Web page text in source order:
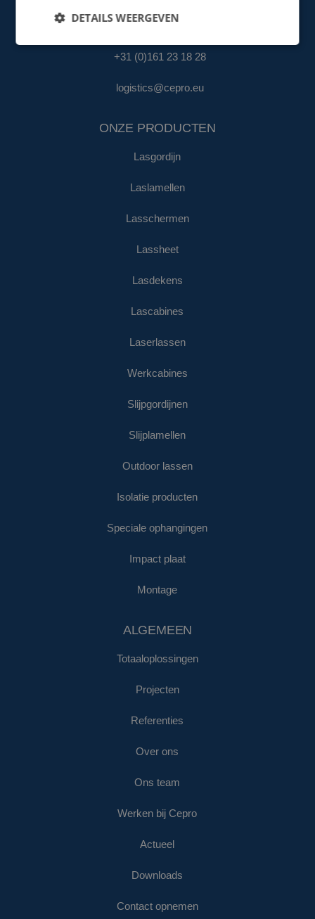
+31 (0)161 23 18 28
logistics@cepro.eu
ONZE PRODUCTEN
Lasgordijn
Laslamellen
Lasschermen
Lassheet
Lasdekens
Lascabines
Laserlassen
Werkcabines
Slijpgordijnen
Slijplamellen
Outdoor lassen
Isolatie producten
Speciale ophangingen
Impact plaat
Montage
ALGEMEEN
Totaaloplossingen
Projecten
Referenties
Over ons
Ons team
Werken bij Cepro
Actueel
Downloads
Contact opnemen
DETAILS WEERGEVEN